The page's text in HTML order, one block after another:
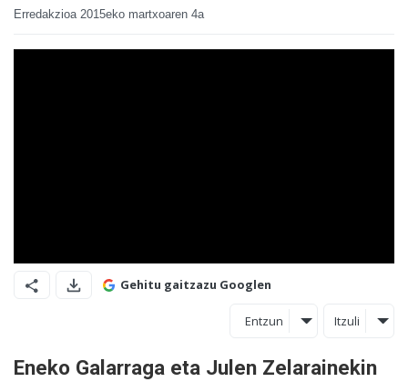
Erredakzioa 2015eko martxoaren 4a
Gehitu gaitzazu Googlen
Entzun Itzuli
Eneko Galarraga eta Julen Zelarainekin